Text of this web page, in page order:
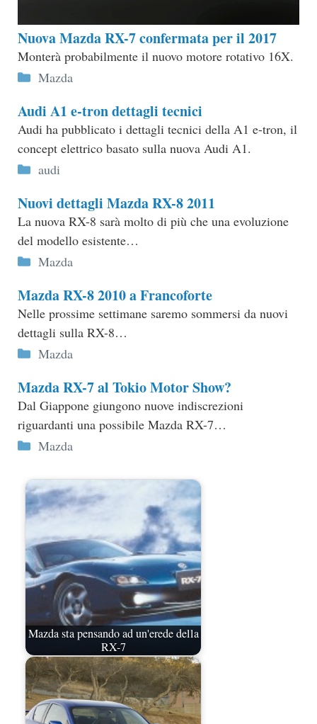
Nuova Mazda RX-7 confermata per il 2017
Monterà probabilmente il nuovo motore rotativo 16X.
Categorie
Mazda
Audi A1 e-tron dettagli tecnici
Audi ha pubblicato i dettagli tecnici della A1 e-tron, il
concept elettrico basato sulla nuova Audi A1.
Categorie
audi
Nuovi dettagli Mazda RX-8 2011
La nuova RX-8 sarà molto di più che una evoluzione
del modello esistente…
Categorie
Mazda
Mazda RX-8 2010 a Francoforte
Nelle prossime settimane saremo sommersi da nuovi
dettagli sulla RX-8…
Categorie
Mazda
Mazda RX-7 al Tokio Motor Show?
Dal Giappone giungono nuove indiscrezioni
riguardanti una possibile Mazda RX-7…
Categorie
Mazda
Mazda sta pensando ad un'erede della
RX-7